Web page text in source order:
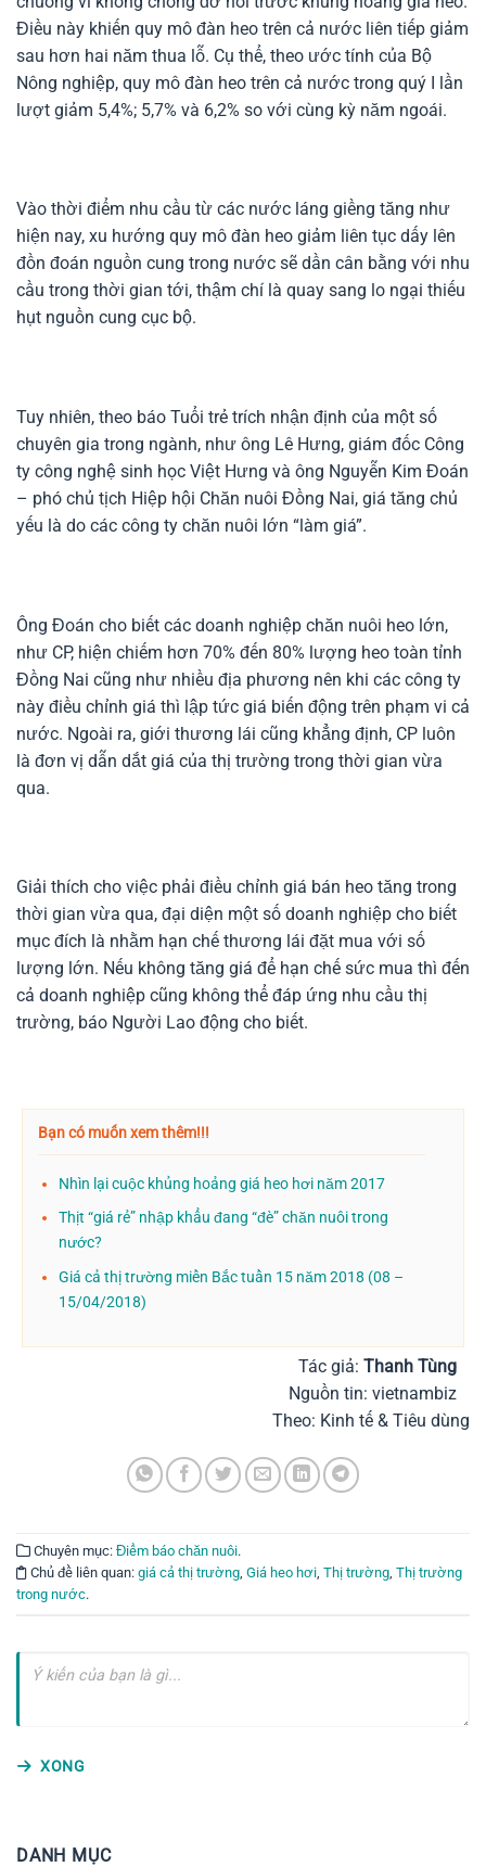
Điều này khiến quy mô đàn heo trên cả nước liên tiếp giảm
sau hơn hai năm thua lỗ. Cụ thể, theo ước tính của Bộ
Nông nghiệp, quy mô đàn heo trên cả nước trong quý I lần
lượt giảm 5,4%; 5,7% và 6,2% so với cùng kỳ năm ngoái.
Vào thời điểm nhu cầu từ các nước láng giềng tăng như
hiện nay, xu hướng quy mô đàn heo giảm liên tục dấy lên
đồn đoán nguồn cung trong nước sẽ dần cân bằng với nhu
cầu trong thời gian tới, thậm chí là quay sang lo ngại thiếu
hụt nguồn cung cục bộ.
Tuy nhiên, theo báo Tuổi trẻ trích nhận định của một số
chuyên gia trong ngành, như ông Lê Hưng, giám đốc Công
ty công nghệ sinh học Việt Hưng và ông Nguyễn Kim Đoán
– phó chủ tịch Hiệp hội Chăn nuôi Đồng Nai, giá tăng chủ
yếu là do các công ty chăn nuôi lớn “làm giá”.
Ông Đoán cho biết các doanh nghiệp chăn nuôi heo lớn,
như CP, hiện chiếm hơn 70% đến 80% lượng heo toàn tỉnh
Đồng Nai cũng như nhiều địa phương nên khi các công ty
này điều chỉnh giá thì lập tức giá biến động trên phạm vi cả
nước. Ngoài ra, giới thương lái cũng khẳng định, CP luôn
là đơn vị dẫn dắt giá của thị trường trong thời gian vừa
qua.
Giải thích cho việc phải điều chỉnh giá bán heo tăng trong
thời gian vừa qua, đại diện một số doanh nghiệp cho biết
mục đích là nhằm hạn chế thương lái đặt mua với số
lượng lớn. Nếu không tăng giá để hạn chế sức mua thì đến
cả doanh nghiệp cũng không thể đáp ứng nhu cầu thị
trường, báo Người Lao động cho biết.
Bạn có muốn xem thêm!!!
Nhìn lại cuộc khủng hoảng giá heo hơi năm 2017
Thịt “giá rẻ” nhập khẩu đang “đè” chăn nuôi trong
nước?
Giá cả thị trường miền Bắc tuần 15 năm 2018 (08 –
15/04/2018)
Tác giả: Thanh Tùng
Nguồn tin: vietnambiz
Theo: Kinh tế & Tiêu dùng
Chuyên mục: Điểm báo chăn nuôi.
Chủ đề liên quan: giá cả thị trường, Giá heo hơi, Thị trường, Thị trường
trong nước.
XONG
DANH MỤC